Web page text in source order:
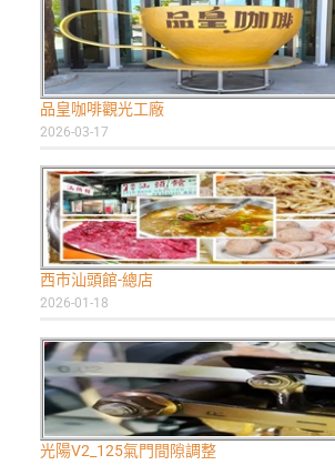
品皇咖啡觀光工廠
2026-03-17
西市汕頭館-總店
2026-01-18
光陽V2_125氣門間隙調整